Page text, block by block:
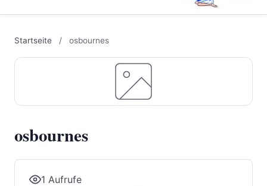
Startseite / osbournes
osbournes
1 Aufrufe